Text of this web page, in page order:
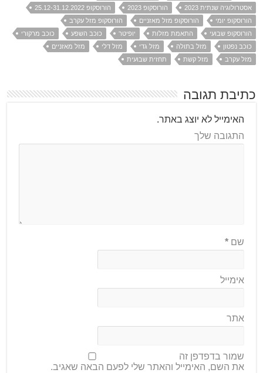
אסטרולוגיה שנתית 2023
הורוסקופ 2023
הורוסקופ 25.12-31.12.2022
הורוסקופ יומי
הורוסקופ מזל מאזניים
הורוסקופ מזל עקרב
הורוסקופ שבועי
התאמת מזלות יופיטר כוכב השפע
כוכב מרקורי
כוכב נפטון
מזל בתולה מזל גדי מזל דלי
מזל מאזניים
מזל עקרב
מזל קשת תחזית שבועית
כתיבת תגובה
האימייל לא יוצג באתר.
התגובה שלך
שם*
אימייל
אתר
שמור בדפדפן זה
את השם, האימייל והאתר שלי לפעם הבאה שאגיב.